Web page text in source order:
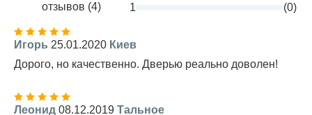
отзывов (4)
1
(0)
Игорь 25.01.2020 Киев
Дорого, но качественно. Дверью реально доволен!
Леонид 08.12.2019 Тальное